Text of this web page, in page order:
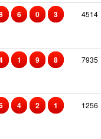
6 0 3 4514
1 9 8 7935
4 2 1 1256